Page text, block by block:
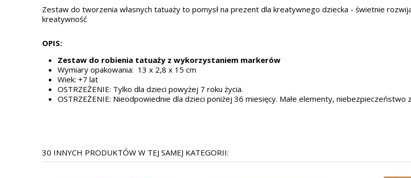
Zestaw do tworzenia własnych tatuaży to pomysł na prezent dla kreatywnego dziecka - świetnie
kreatywność
OPIS:
Zestaw do robienia tatuaży z wykorzystaniem markerów
Wymiary opakowania: 13 x 2,8 x 15 cm
Wiek: +7 lat
OSTRZEŻENIE: Tylko dla dzieci powyżej 7 roku życia.
OSTRZEŻENIE: Nieodpowiednie dla dzieci poniżej 36 miesięcy. Małe elementy, niebezpieczeństwo
30 INNYCH PRODUKTÓW W TEJ SAMEJ KATEGORII: